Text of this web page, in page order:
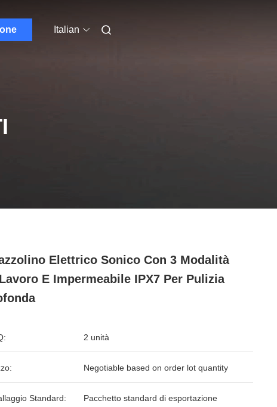
Italian
Elettrico Sonico Con 3 Modalità
E Impermeabile IPX7 Per Pulizia
2 unità
Negotiable based on order lot quantity
Standard: Pacchetto standard di esportazione